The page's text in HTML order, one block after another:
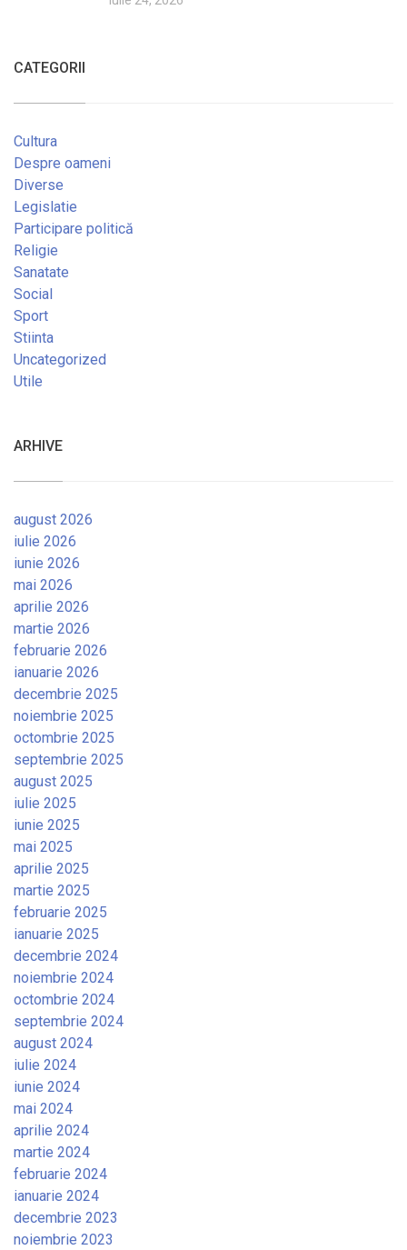
CATEGORII
Cultura
Despre oameni
Diverse
Legislatie
Participare politică
Religie
Sanatate
Social
Sport
Stiinta
Uncategorized
Utile
ARHIVE
august 2026
iulie 2026
iunie 2026
mai 2026
aprilie 2026
martie 2026
februarie 2026
ianuarie 2026
decembrie 2025
noiembrie 2025
octombrie 2025
septembrie 2025
august 2025
iulie 2025
iunie 2025
mai 2025
aprilie 2025
martie 2025
februarie 2025
ianuarie 2025
decembrie 2024
noiembrie 2024
octombrie 2024
septembrie 2024
august 2024
iulie 2024
iunie 2024
mai 2024
aprilie 2024
martie 2024
februarie 2024
ianuarie 2024
decembrie 2023
noiembrie 2023